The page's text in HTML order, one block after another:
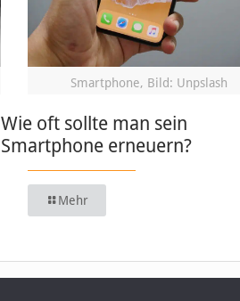
Smartphone, Bild: Unpslash
Wie oft sollte man sein
Smartphone erneuern?
Mehr